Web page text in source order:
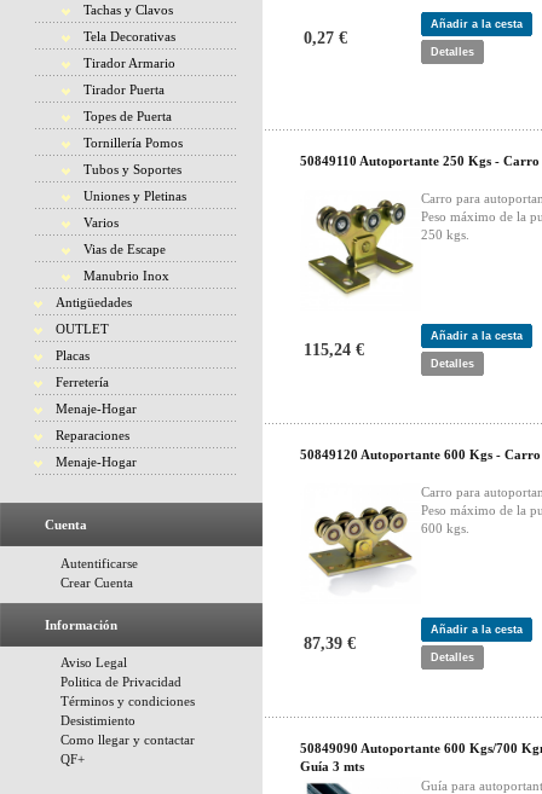
Tachas y Clavos
Tela Decorativas
Tirador Armario
Tirador Puerta
Topes de Puerta
Tornillería Pomos
Tubos y Soportes
Uniones y Pletinas
Varios
Vias de Escape
Manubrio Inox
Antigüedades
OUTLET
Placas
Ferretería
Menaje-Hogar
Reparaciones
Menaje-Hogar
Cuenta
Autentificarse
Crear Cuenta
Información
Aviso Legal
Politica de Privacidad
Términos y condiciones
Desistimiento
Como llegar y contactar
QF+
0,27 €
Añadir a la cesta
Detalles
50849110 Autoportante 250 Kgs - Carro
Carro para
Peso máximo de la
250 kgs.
115,24 €
Añadir a la cesta
Detalles
50849120 Autoportante 600 Kgs - Carro
Carro para
Peso máximo de la
600 kgs.
87,39 €
Añadir a la cesta
Detalles
50849090 Autoportante 600 Kgs/700
Guía 3 mts
Guía para